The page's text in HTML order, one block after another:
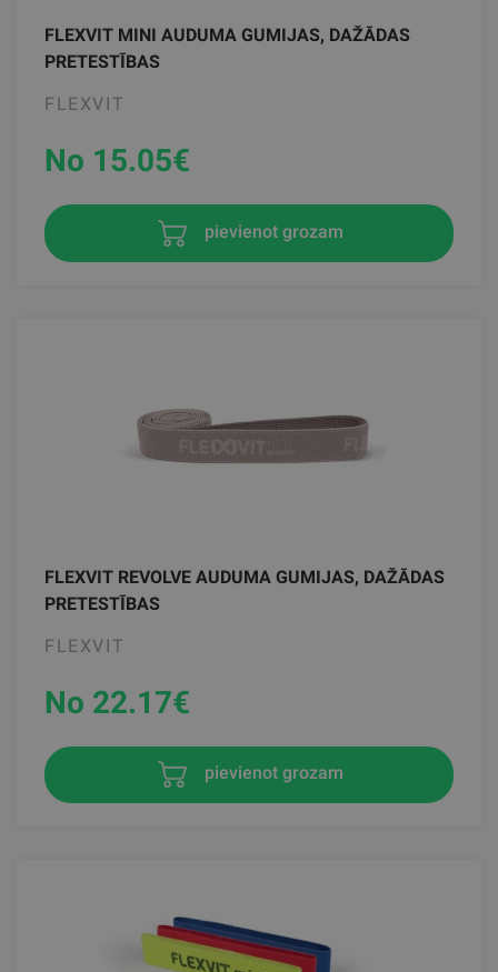
FLEXVIT MINI AUDUMA GUMIJAS, DAŽĀDAS
PRETESTĪBAS
FLEXVIT
No 15.05€
pievienot grozam
FLEXVIT REVOLVE AUDUMA GUMIJAS, DAŽĀDAS
PRETESTĪBAS
FLEXVIT
No 22.17€
pievienot grozam